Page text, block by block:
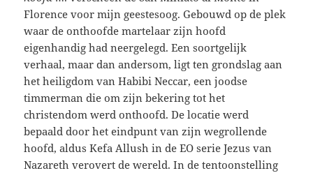
Florence voor mijn geestesoog. Gebouwd op de plek
waar de onthoofde martelaar zijn hoofd
eigenhandig had neergelegd. Een soortgelijk
verhaal, maar dan andersom, ligt ten grondslag aan
het heiligdom van Habibi Neccar, een joodse
timmerman die om zijn bekering tot het
christendom werd onthoofd. De locatie werd
bepaald door het eindpunt van zijn wegrollende
hoofd, aldus Kefa Allush in de EO serie Jezus van
Nazareth verovert de wereld. In de tentoonstelling